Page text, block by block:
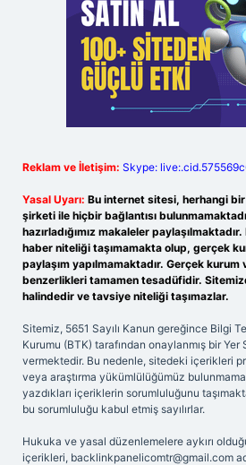
Reklam ve İletişim: Skype:
Yasal Uyarı: Bu internet sitesi, herhangi
şirketi ile hiçbir bağlantısı
hazırladığımız makaleler
haber niteliği taşımamakta olup, gerçek
paylaşım yapılmamaktadır. Gerçek
benzerlikleri tamamen tesadüfidir.
halindedir ve tavsiye niteliği taşımazlar.
Sitemiz, 5651 Sayılı Kanun gereğince Bilgi
Kurumu (BTK) tarafından onaylanmış bir Yer
vermektedir. Bu nedenle, sitedeki içerikleri
veya araştırma yükümlülüğümüz
yazdıkları içeriklerin sorumluluğunu
bu sorumluluğu kabul etmiş sayılırlar.
Hukuka ve yasal düzenlemelere aykırı
içerikleri, backlinkpanelicomtr@gmail.com